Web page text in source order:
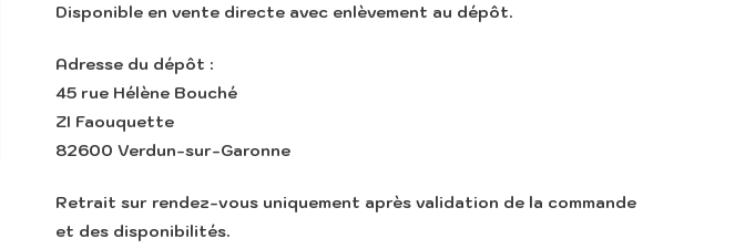
Disponible en vente directe avec enlèvement au dépôt.
Adresse du dépôt :
45 rue Hélène Bouché
ZI Faouquette
82600 Verdun-sur-Garonne
Retrait sur rendez-vous uniquement après validation de la commande
et des disponibilités.